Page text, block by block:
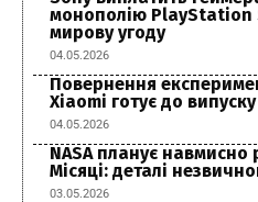
монополію PlayStation
мирову угоду
04.05.2026
Повернення
Xiaomi готує до
04.05.2026
NASA планує
Місяці: деталі
03.05.2026